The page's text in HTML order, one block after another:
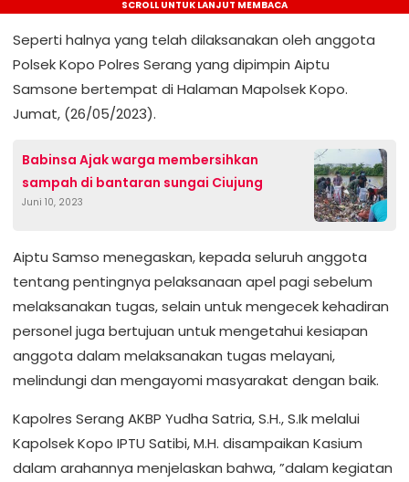
SCROLL UNTUK LANJUT MEMBACA
Seperti halnya yang telah dilaksanakan oleh anggota
Polsek Kopo Polres Serang yang dipimpin Aiptu
Samsone bertempat di Halaman Mapolsek Kopo.
Jumat, (26/05/2023).
Babinsa Ajak warga membersihkan
sampah di bantaran sungai Ciujung
Juni 10, 2023
Aiptu Samso menegaskan, kepada seluruh anggota
tentang pentingnya pelaksanaan apel pagi sebelum
melaksanakan tugas, selain untuk mengecek kehadiran
personel juga bertujuan untuk mengetahui kesiapan
anggota dalam melaksanakan tugas melayani,
melindungi dan mengayomi masyarakat dengan baik.
Kapolres Serang AKBP Yudha Satria, S.H., S.Ik melalui
Kapolsek Kopo IPTU Satibi, M.H. disampaikan Kasium
dalam arahannya menjelaskan bahwa, ”dalam kegiatan